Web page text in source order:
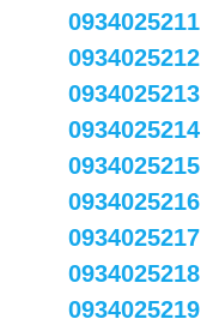
0934025211
0934025212
0934025213
0934025214
0934025215
0934025216
0934025217
0934025218
0934025219